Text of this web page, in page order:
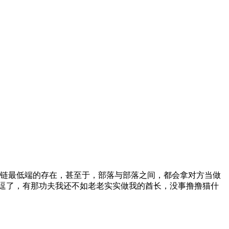
最低端的存在，甚至于，部落与部落之间，都会拿对方当做
，有那功夫我还不如老老实实做我的酋长，没事撸撸猫什